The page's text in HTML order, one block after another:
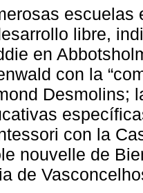
escuelas
libre,
en
con la
Desmolins;
con la
nouvelle de
de